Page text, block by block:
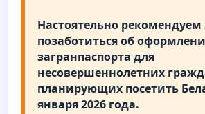
Настоятельно рекомендуем
позаботиться об
загранпаспорта для
несовершеннолетних
планирующих посетить
января 2026 года.